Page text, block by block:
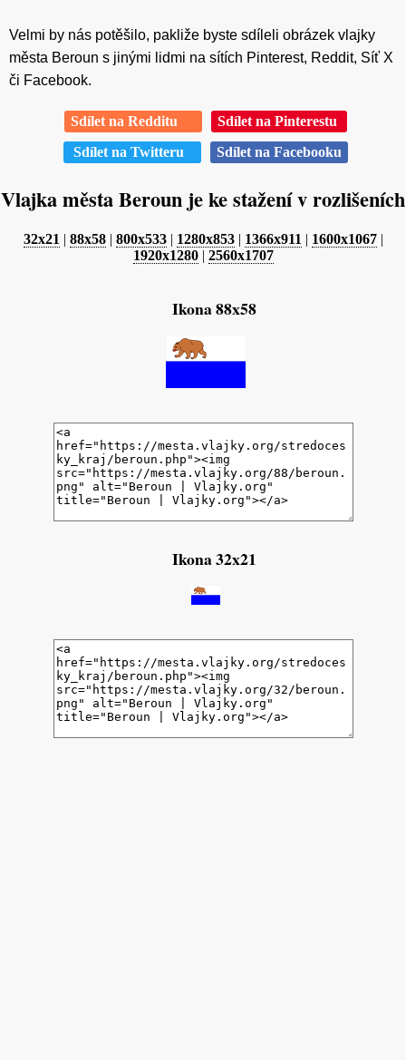
Velmi by nás potěšilo, pakliže byste sdíleli obrázek vlajky
města Beroun s jinými lidmi na sítích Pinterest, Reddit, Síť X
či Facebook.
Sdílet na Redditu
Sdílet na Pinterestu
Sdílet na Twitteru
Sdílet na Facebooku
Vlajka města Beroun je ke stažení v rozlišeních
32x21 | 88x58| 800x533| 1280x853| 1366x911 | 1600x1067|
1920x1280| 2560x1707
Ikona 88x58
Ikona 32x21